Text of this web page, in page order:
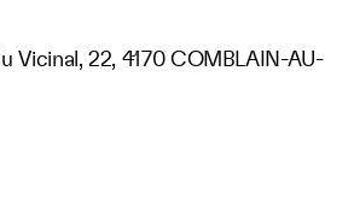
Vicinal, 22, 4170 COMBLAIN-AU-